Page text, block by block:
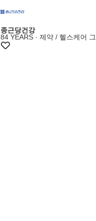
종근당건강
84 YEARS · 제약 / 헬스케어